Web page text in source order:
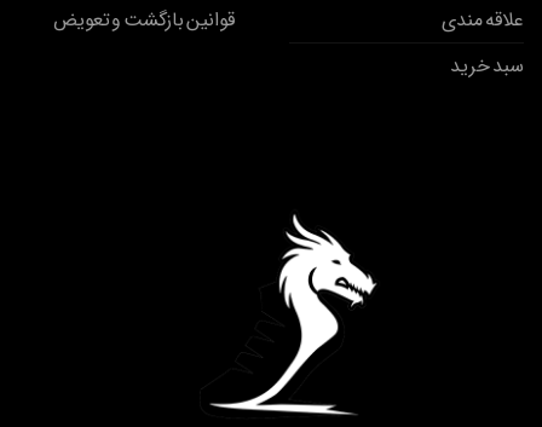
علاقه مندی
سبد خرید
قوانین بازگشت و تعویض